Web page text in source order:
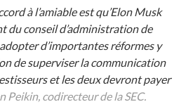
à l’amiable est qu’Elon Musk
du conseil d’administration de
d’importantes réformes y
de superviser la communication
et les deux devront payer
Peikin, codirecteur de la SEC.